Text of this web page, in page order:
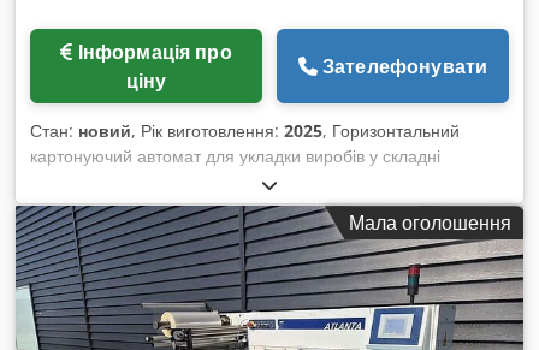
ціну
Зателефонувати
Стан: новий, Рік виготовлення: 2025, Горизонтальний
картонуючий автомат для укладки виробів у складні
картонні коробки, включаючи модуль гарячого клею для
склеювання коробок. Придатний для широкого асортименту
твердих продуктів, таких як туби, флакони, ампули,
флакончики, блістерні упаковки, косметичні баночки,
вакуумно упаковані продукти харчування. Окрім основного
продукту, можливе автоматичне вкладення брошури або
інструкції (наприклад, для вказівок по застосуванню,
Мала оголошення